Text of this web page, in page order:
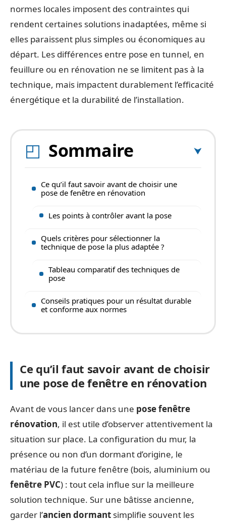
normes locales imposent des contraintes qui
rendent certaines solutions inadaptées, même si
elles paraissent plus simples ou économiques au
départ. Les différences entre pose en tunnel, en
feuillure ou en rénovation ne se limitent pas à la
technique, mais impactent durablement l’efficacité
énergétique et la durabilité de l’installation.
Sommaire
Ce qu’il faut savoir avant de choisir une
pose de fenêtre en rénovation
Les points à contrôler avant la pose
Quels critères pour sélectionner la
technique de pose la plus adaptée ?
Tableau comparatif des techniques de
pose
Conseils pratiques pour un résultat durable
et conforme aux normes
Ce qu’il faut savoir avant de choisir
une pose de fenêtre en rénovation
Avant de vous lancer dans une pose fenêtre
rénovation, il est utile d’observer attentivement la
situation sur place. La configuration du mur, la
présence ou non d’un dormant d’origine, le
matériau de la future fenêtre (bois, aluminium ou
fenêtre PVC) : tout cela influe sur la meilleure
solution technique. Sur une bâtisse ancienne,
garder l’ancien dormant simplifie souvent les